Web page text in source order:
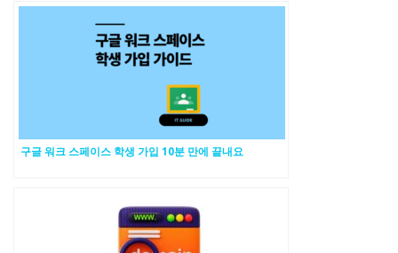
구글 워크 스페이스 학생 가입 10분 만에 끝내요